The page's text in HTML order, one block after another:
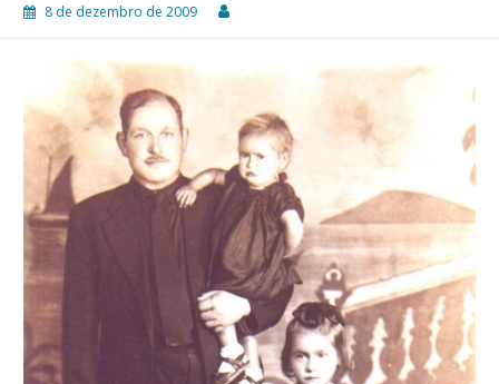
8 de dezembro de 2009